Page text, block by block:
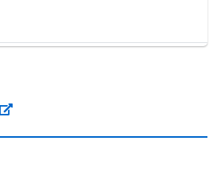
aifa_ufficiale